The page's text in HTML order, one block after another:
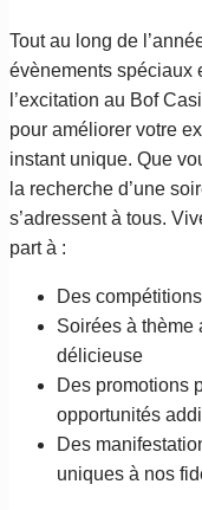
Tout au long de
évènements spéciaux
l’excitation au Bof
pour améliorer votre
instant unique. Que
la recherche d’une
s’adressent à tous.
part à :
Des
Soirées à thème
délicieuse
Des promotions
opportunités
Des
uniques à nos